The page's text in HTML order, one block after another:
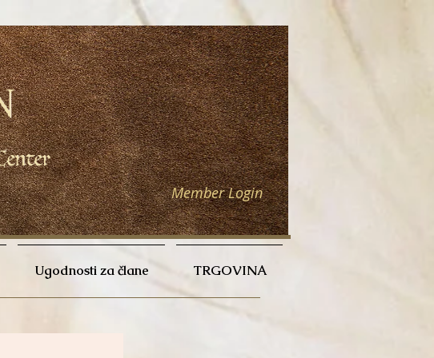
Member Login
Ugodnosti za člane TRGOVINA